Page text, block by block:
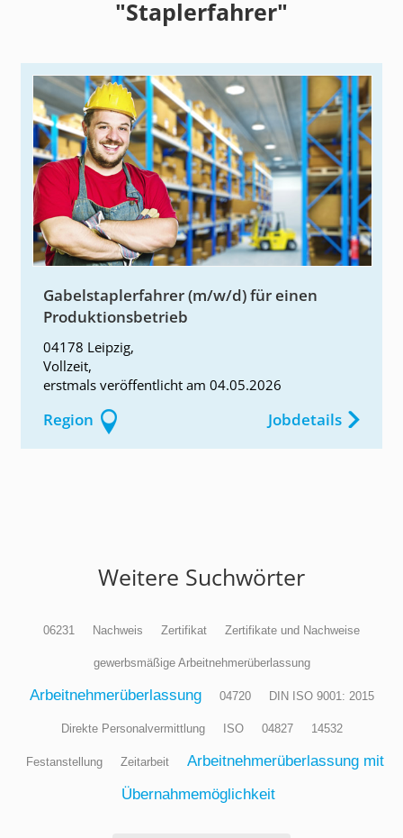
"Staplerfahrer"
Gabelstaplerfahrer (m/w/d) für einen
Produktionsbetrieb
04178 Leipzig,
Vollzeit,
erstmals veröffentlicht am 04.05.2026
Jobdetails
Region
Weitere Suchwörter
06231 Nachweis Zertifikat Zertifikate und Nachweise
gewerbsmäßige Arbeitnehmerüberlassung
Arbeitnehmerüberlassung 04720 DIN ISO 9001: 2015
Direkte Personalvermittlung ISO 04827 14532
Festanstellung Zeitarbeit
Arbeitnehmerüberlassung mit
Übernahmemöglichkeit